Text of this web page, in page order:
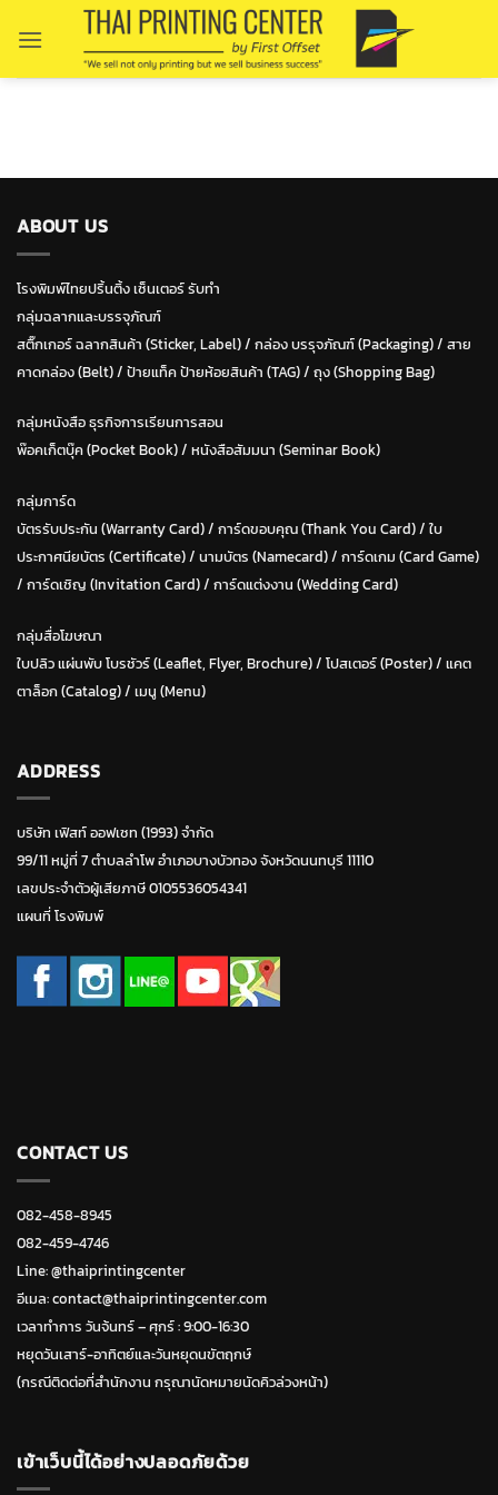
ABOUT US
โรงพิมพ์ไทยปริ้นติ้ง เซ็นเตอร์ รับทำ
กลุ่มฉลากและบรรจุภัณฑ์
สติ๊กเกอร์ ฉลากสินค้า (Sticker, Label)/ กล่อง บรรุจภัณฑ์ (Packaging)/ สาย
คาดกล่อง (Belt)/ ป้ายแท็ค ป้ายห้อยสินค้า (TAG)/ ถุง (Shopping Bag)
กลุ่มหนังสือ ธุรกิจการเรียนการสอน
พ๊อคเก็ตบุ๊ค (Pocket Book)/ หนังสือสัมมนา (Seminar Book)
กลุ่มการ์ด
บัตรรับประกัน (Warranty Card)/ การ์ดขอบคุณ (Thank You Card)/ ใบ
ประกาศนียบัตร (Certificate)/ นามบัตร (Namecard)/ การ์ดเกม (Card Game)
/ การ์ดเชิญ (Invitation Card)/ การ์ดแต่งงาน (Wedding Card)
กลุ่มสื่อโฆษณา
ใบปลิว แผ่นพับ โบรชัวร์ (Leaflet, Flyer, Brochure)/ โปสเตอร์ (Poster) / แคต
ตาล็อก (Catalog)/ เมนู (Menu)
ADDRESS
บริษัท เฟิสท์ ออฟเซท (1993) จำกัด
99/11 หมู่ที่ 7 ตำบลลำโพ อำเภอบางบัวทอง จังหวัดนนทบุรี 11110
เลขประจำตัวผู้เสียภาษี 0105536054341
แผนที่ โรงพิมพ์
CONTACT US
082-458-8945
082-459-4746
Line:@thaiprintingcenter
อีเมล: contact@thaiprintingcenter.com
เวลาทำการ วันจ้นทร์ – ศุกร์ : 9:00-16:30
หยุดวันเสาร์-อาทิตย์และวันหยุดนขัตฤกษ์
(กรณีติดต่อที่สำนักงาน กรุณานัดหมายนัดคิวล่วงหน้า)
เข้าเว็บนี้ได้อย่างปลอดภัยด้วย